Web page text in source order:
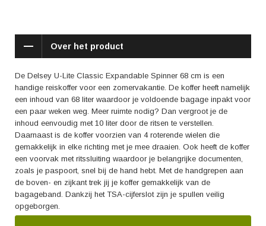
Over het product
De Delsey U-Lite Classic Expandable Spinner 68 cm is een
handige reiskoffer voor een zomervakantie. De koffer heeft namelijk
een inhoud van 68 liter waardoor je voldoende bagage inpakt voor
een paar weken weg. Meer ruimte nodig? Dan vergroot je de
inhoud eenvoudig met 10 liter door de ritsen te verstellen.
Daarnaast is de koffer voorzien van 4 roterende wielen die
gemakkelijk in elke richting met je mee draaien. Ook heeft de koffer
een voorvak met ritssluiting waardoor je belangrijke documenten,
zoals je paspoort, snel bij de hand hebt. Met de handgrepen aan
de boven- en zijkant trek jij je koffer gemakkelijk van de
bagageband. Dankzij het TSA-cijferslot zijn je spullen veilig
opgeborgen.